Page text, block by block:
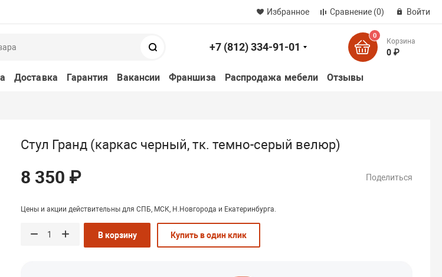
Избранное Сравнение (0) Войти
+7 (812) 334-91-01
0
Корзина
0 ₽
Доставка Гарантия Вакансии Франшиза Распродажа мебели Отзывы
Стул Гранд (каркас черный, тк. темно-серый велюр)
8 350 ₽ Поделиться
Цены и акции действительны для СПБ, МСК, Н.Новгорода и Екатеринбурга.
В корзину Купить в один клик